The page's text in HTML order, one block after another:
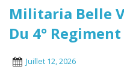
Militaria Belle
Du 4° Regiment
Juillet 12, 2026